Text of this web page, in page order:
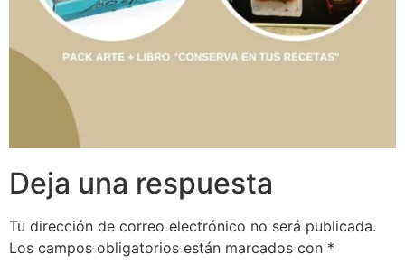
Deja una respuesta
Tu dirección de correo electrónico no será publicada.
Los campos obligatorios están marcados con *